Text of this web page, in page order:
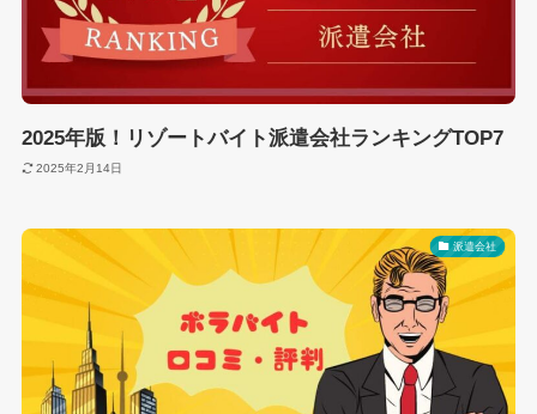
2025年版！リゾートバイト派遣会社ランキングTOP7
2025年2月14日
派遣会社